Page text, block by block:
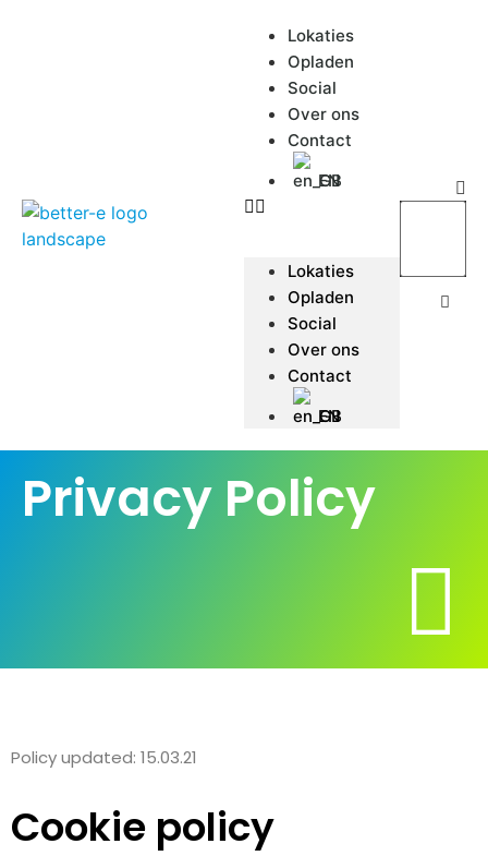
Lokaties
Opladen
Social
Over ons
Contact
EN
Lokaties
Opladen
Social
Over ons
Contact
EN
Privacy Policy
Policy updated: 15.03.21
Cookie policy